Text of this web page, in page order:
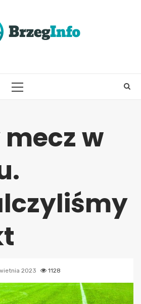
PRIMARY
w
2023 1128